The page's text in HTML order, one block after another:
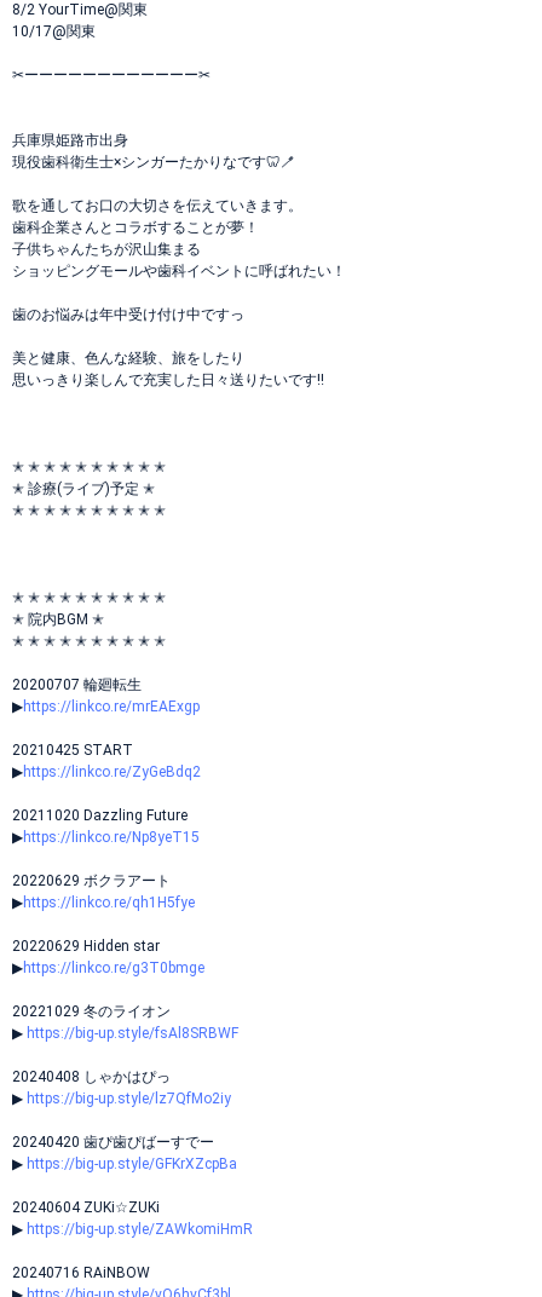
8/2 YourTime@関東
10/17@関東
✂ーーーーーーーーーーーー✂
兵庫県姫路市出身
現役歯科衛生士×シンガーたかりなです🦷🪥
歌を通してお口の大切さを伝えていきます。
歯科企業さんとコラボすることが夢！
子供ちゃんたちが沢山集まる
ショッピングモールや歯科イベントに呼ばれたい！
歯のお悩みは年中受け付け中ですっ
美と健康、色んな経験、旅をしたり
思いっきり楽しんで充実した日々送りたいです!!
✭ ✭ ✭ ✭ ✭ ✭ ✭ ✭ ✭ ✭
✭ 診療(ライブ)予定 ✭
✭ ✭ ✭ ✭ ✭ ✭ ✭ ✭ ✭ ✭
✭ ✭ ✭ ✭ ✭ ✭ ✭ ✭ ✭ ✭
✭ 院内BGM ✭
✭ ✭ ✭ ✭ ✭ ✭ ✭ ✭ ✭ ✭
20200707 輪廻転生
▶https://linkco.re/mrEAExgp
20210425 START
▶https://linkco.re/ZyGeBdq2
20211020 Dazzling Future
▶https://linkco.re/Np8yeT15
20220629 ボクラアート
▶https://linkco.re/qh1H5fye
20220629 Hidden star
▶https://linkco.re/g3T0bmge
20221029 冬のライオン
▶ https://big-up.style/fsAl8SRBWF
20240408 しゃかはぴっ
▶︎ https://big-up.style/lz7QfMo2iy
20240420 歯ぴ歯ぴばーすでー
▶︎ https://big-up.style/GFKrXZcpBa
20240604 ZUKi☆ZUKi
▶ https://big-up.style/ZAWkomiHmR
20240716 RAiNBOW